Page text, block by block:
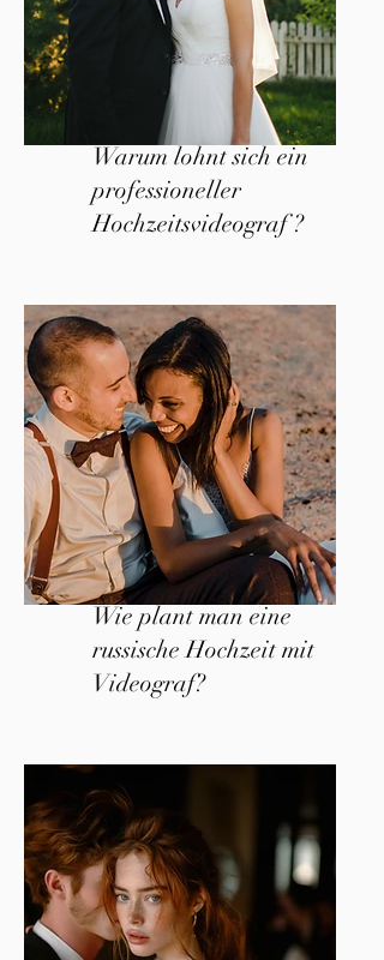
Warum lohnt sich ein
professioneller
Hochzeitsvideograf ?
Wie plant man eine
russische Hochzeit mit
Videograf?